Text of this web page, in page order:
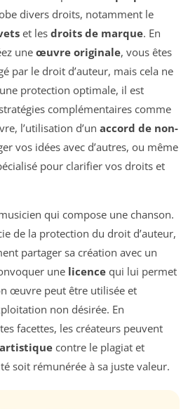
divers droits, notamment le
et les droits de marque. En
une œuvre originale, vous êtes
par le droit d’auteur, mais cela ne
protection optimale, il est
complémentaires comme
l’utilisation d’un accord de non-
vos idées avec d’autres, ou même
pour clarifier vos droits et
qui compose une chanson.
de la protection du droit d’auteur,
partager sa création avec un
une licence qui lui permet
œuvre peut être utilisée et
non désirée. En
facettes, les créateurs peuvent
contre le plagiat et
soit rémunérée à sa juste valeur.